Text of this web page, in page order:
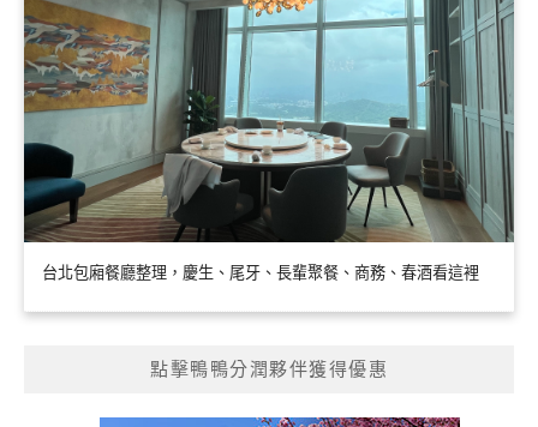
台北包廂餐廳整理，慶生、尾牙、長輩聚餐、商務、春酒看這裡
點擊鴨鴨分潤夥伴獲得優惠